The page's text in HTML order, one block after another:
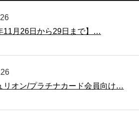
11月26日から29日まで】…
リオン/プラチナカード会員向け…